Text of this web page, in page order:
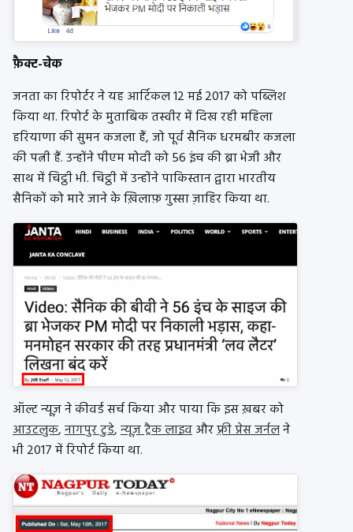
फ़ैक्ट-चेक
जनता का रिपोर्टर ने यह आर्टिकल 12 मई 2017 को पब्लिश
किया था. रिपोर्ट के मुताबिक तस्वीर में दिख रही महिला
हरियाणा की सुमन कजला हैं, जो पूर्व सैनिक धरमबीर कजला
की पत्नी हैं. उन्होंने पीएम मोदी को 56 इंच की ब्रा भेजी और
साथ में चिट्ठी भी. चिट्ठी में उन्होंने पाकिस्तान द्वारा भारतीय
सैनिकों को मारे जाने के ख़िलाफ़ गुस्सा ज़ाहिर किया था.
ऑल्ट न्यूज़ ने कीवर्ड सर्च किया और पाया कि इस ख़बर को
आउटलुक,नागपुर टुडे,न्यूज़ ट्रैक लाइवऔरफ़्री प्रेस जर्नलने
भी 2017 में रिपोर्ट किया था.